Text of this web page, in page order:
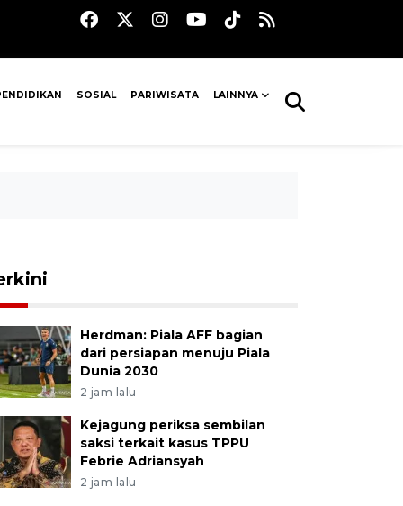
SOSIAL PARIWISATA LAINNYA
Herdman: Piala AFF bagian
dari persiapan menuju Piala
Dunia 2030
2 jam lalu
Kejagung periksa sembilan
saksi terkait kasus TPPU
Febrie Adriansyah
2 jam lalu